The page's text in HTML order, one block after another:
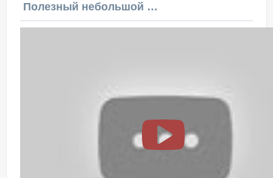
Полезный небольшой видеоурок по этой теме